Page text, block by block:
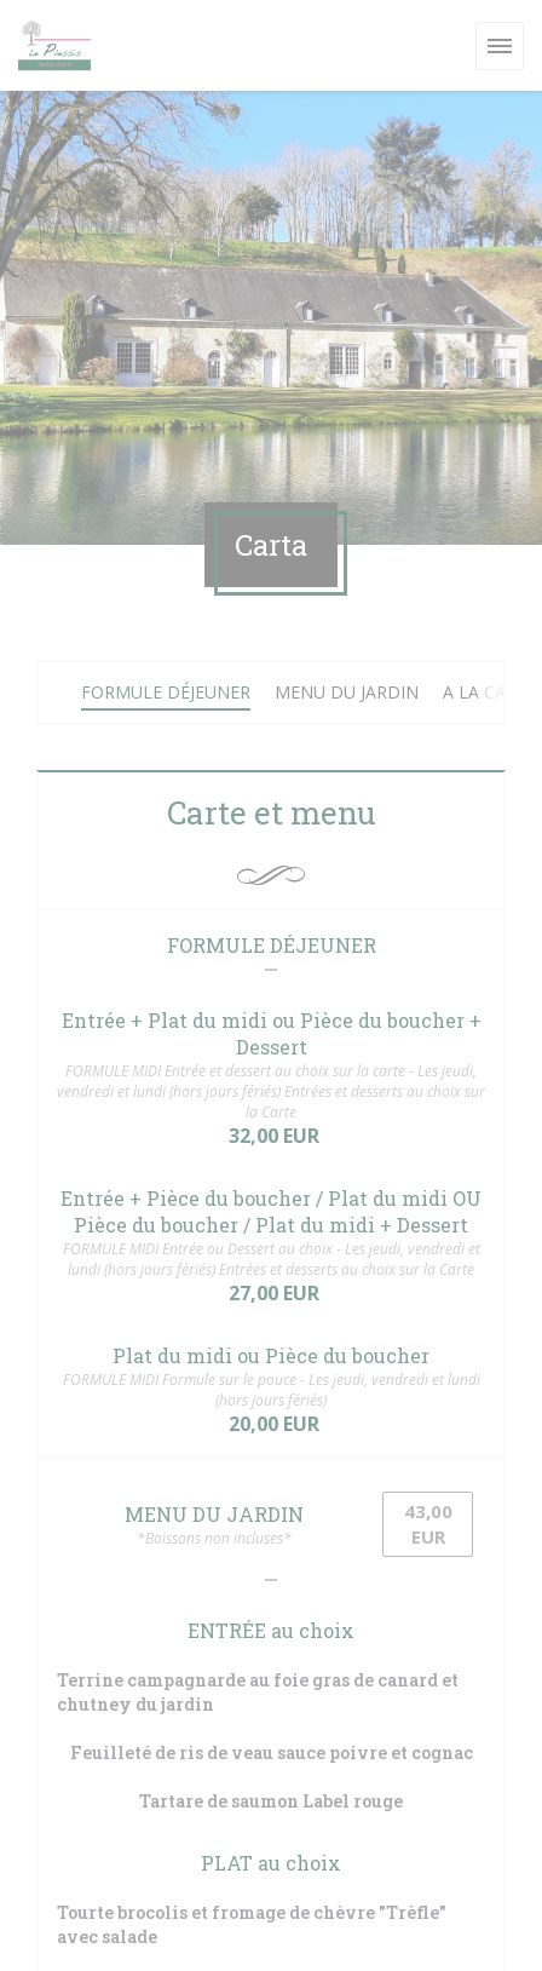
VENTANA))
VENTANA))
Carta
FORMULE DÉJEUNER MENU DU JARDIN A LA CARTE
Carte et menu
FORMULE DÉJEUNER
Entrée + Plat du midi ou Pièce du boucher +
Dessert
FORMULE MIDI Entrée et dessert au choix sur la carte - Les jeudi,
vendredi et lundi (hors jours fériés) Entrées et desserts au choix sur
la Carte
32,00 EUR
Entrée + Pièce du boucher / Plat du midi OU
Pièce du boucher / Plat du midi + Dessert
FORMULE MIDI Entrée ou Dessert au choix - Les jeudi, vendredi et
lundi (hors jours fériés) Entrées et desserts au choix sur la Carte
27,00 EUR
Plat du midi ou Pièce du boucher
FORMULE MIDI Formule sur le pouce - Les jeudi, vendredi et lundi
(hors jours fériés)
20,00 EUR
MENU DU JARDIN
*Boissons non incluses*
43,00
EUR
ENTRÉE au choix
Terrine campagnarde au foie gras de canard et
chutney du jardin
Feuilleté de ris de veau sauce poivre et cognac
Tartare de saumon Label rouge
PLAT au choix
Tourte brocolis et fromage de chèvre "Trèfle"
avec salade